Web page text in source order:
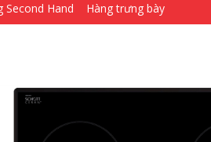
Second Hand Hàng trưng bày